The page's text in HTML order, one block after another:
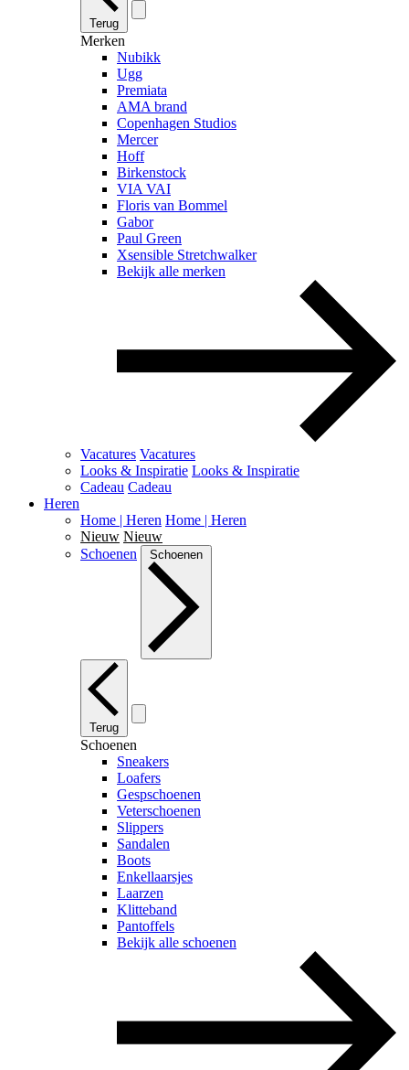
Terug
Merken
Nubikk
Ugg
Premiata
AMA brand
Copenhagen Studios
Mercer
Hoff
Birkenstock
VIA VAI
Floris van Bommel
Gabor
Paul Green
Xsensible Stretchwalker
Bekijk alle merken
Vacatures Vacatures
Looks & Inspiratie Looks & Inspiratie
Cadeau Cadeau
Heren
Home | Heren Home | Heren
Nieuw Nieuw
Schoenen
Schoenen
Terug
Schoenen
Sneakers
Loafers
Gespschoenen
Veterschoenen
Slippers
Sandalen
Boots
Enkellaarsjes
Laarzen
Klitteband
Pantoffels
Bekijk alle schoenen